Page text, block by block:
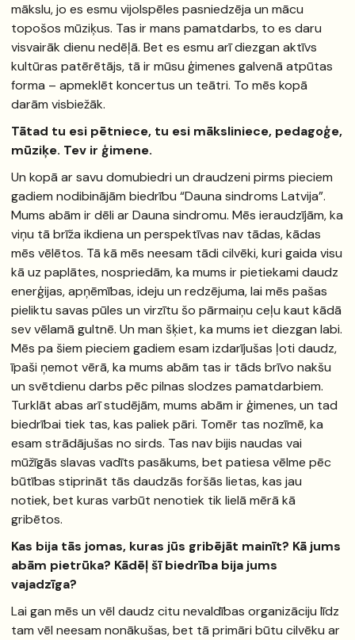
mākslu, jo es esmu vijolspēles pasniedzēja un mācu
topošos mūziķus. Tas ir mans pamatdarbs, to es daru
visvairāk dienu nedēļā. Bet es esmu arī diezgan aktīvs
kultūras patērētājs, tā ir mūsu ģimenes galvenā atpūtas
forma – apmeklēt koncertus un teātri. To mēs kopā
darām visbiežāk.
Tātad tu esi pētniece, tu esi māksliniece, pedagoģe,
mūziķe. Tev ir ģimene.
Un kopā ar savu domubiedri un draudzeni pirms pieciem
gadiem nodibinājām biedrību “Dauna sindroms Latvija”.
Mums abām ir dēli ar Dauna sindromu. Mēs ieraudzījām, ka
viņu tā brīža ikdiena un perspektīvas nav tādas, kādas
mēs vēlētos. Tā kā mēs neesam tādi cilvēki, kuri gaida visu
kā uz paplātes, nospriedām, ka mums ir pietiekami daudz
enerģijas, apņēmības, ideju un redzējuma, lai mēs pašas
pieliktu savas pūles un virzītu šo pārmaiņu ceļu kaut kādā
sev vēlamā gultnē. Un man šķiet, ka mums iet diezgan labi.
Mēs pa šiem pieciem gadiem esam izdarījušas ļoti daudz,
īpaši ņemot vērā, ka mums abām tas ir tāds brīvo nakšu
un svētdienu darbs pēc pilnas slodzes pamatdarbiem.
Turklāt abas arī studējām, mums abām ir ģimenes, un tad
biedrībai tiek tas, kas paliek pāri. Tomēr tas nozīmē, ka
esam strādājušas no sirds. Tas nav bijis naudas vai
mūžīgās slavas vadīts pasākums, bet patiesa vēlme pēc
būtības stiprināt tās daudzās foršās lietas, kas jau
notiek, bet kuras varbūt nenotiek tik lielā mērā kā
gribētos.
Kas bija tās jomas, kuras jūs gribējāt mainīt? Kā jums
abām pietrūka? Kādēļ šī biedrība bija jums
vajadzīga?
Lai gan mēs un vēl daudz citu nevaldības organizāciju līdz
tam vēl neesam nonākušas, bet tā primāri būtu cilvēku ar